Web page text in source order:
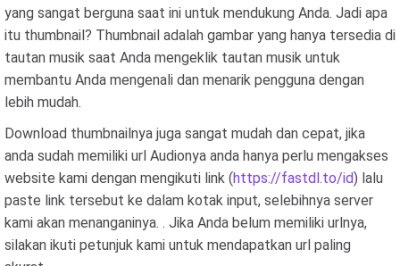
yang sangat berguna saat ini untuk mendukung Anda. Jadi apa
itu thumbnail? Thumbnail adalah gambar yang hanya tersedia di
tautan musik saat Anda mengeklik tautan musik untuk
membantu Anda mengenali dan menarik pengguna dengan
lebih mudah.
Download thumbnailnya juga sangat mudah dan cepat, jika
anda sudah memiliki url Audionya anda hanya perlu mengakses
website kami dengan mengikuti link (https://fastdl.to/id) lalu
paste link tersebut ke dalam kotak input, selebihnya server
kami akan menanganinya. . Jika Anda belum memiliki urlnya,
silakan ikuti petunjuk kami untuk mendapatkan url paling